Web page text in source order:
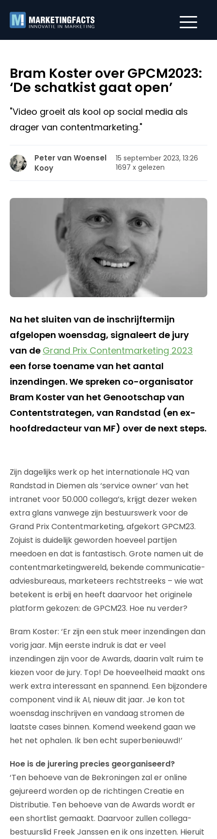
Bram Koster over GPCM2023:
‘De schatkist gaat open’
"Video groeit als kool op social media als
drager van contentmarketing."
Peter van Woensel
Kooy
15 september 2023, 13:26
1697 x gelezen
Na het sluiten van de inschrijftermijn
afgelopen woensdag, signaleert de jury
van de Grand Prix Contentmarketing 2023
een forse toename van het aantal
inzendingen. We spreken co-organisator
Bram Koster van het Genootschap van
Contentstrategen, van Randstad (en ex-
hoofdredacteur van MF) over de next steps.
Zijn dagelijks werk op het internationale HQ van
Randstad in Diemen als ‘service owner’ van het
intranet voor 50.000 collega’s, krijgt dezer weken
extra glans vanwege zijn bestuurswerk voor de
Grand Prix Contentmarketing, afgekort GPCM23.
Zojuist is duidelijk geworden hoeveel partijen
meedoen en dat is fantastisch. Grote namen uit de
contentmarketingwereld, bekende communicatie-
adviesbureaus, marketeers rechtstreeks – wie wat
betekent is erbij en heeft daarvoor het originele
platform gekozen: de GPCM23. Hoe nu verder?
Bram Koster: ‘Er zijn een stuk meer inzendingen dan
vorig jaar. Mijn eerste indruk is dat er veel
inzendingen zijn voor de Awards, daarin valt ruim te
kiezen voor de jury. Top! De hoeveelheid maakt ons
werk extra interessant en spannend. Een bijzondere
component vind ik AI, nieuw dit jaar. Je kon tot
woensdag inschrijven en vandaag stromen de
laatste cases binnen. Komend weekend gaan we
het net ophalen. Ik ben echt superbenieuwd!’
Hoe is de jurering precies georganiseerd?
‘Ten behoeve van de Bekroningen zal er online
gejureerd worden op de richtingen Creatie en
Distributie. Ten behoeve van de Awards wordt er
een shortlist gemaakt. Daarvoor zullen collega-
bestuurslid Freek Janssen en ik ons inzetten. Hieruit